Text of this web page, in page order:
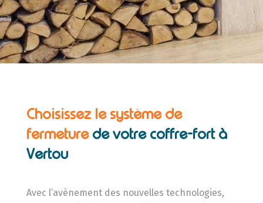
Choisissez le système de
fermeture devotre coffre-fort à
Vertou
Avec l’avènement des nouvelles technologies,